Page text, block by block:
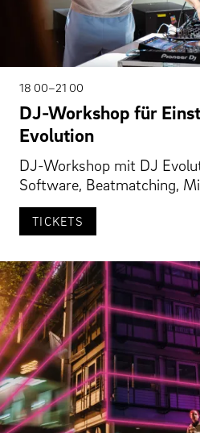
18 00–21 00
DJ-Workshop für
Evolution
DJ-Workshop mit DJ
Software,
TICKETS